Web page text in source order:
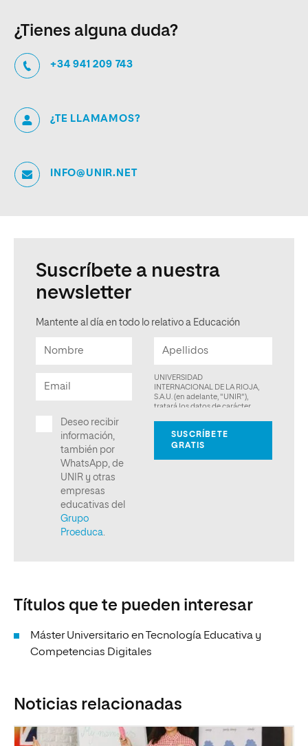
¿Tienes alguna duda?
+34 941 209 743
¿TE LLAMAMOS?
INFO@UNIR.NET
Suscríbete a nuestra
newsletter
Mantente al día en todo lo relativo a Educación
Títulos que te pueden interesar
Máster Universitario en Tecnología Educativa y
Competencias Digitales
Noticias relacionadas